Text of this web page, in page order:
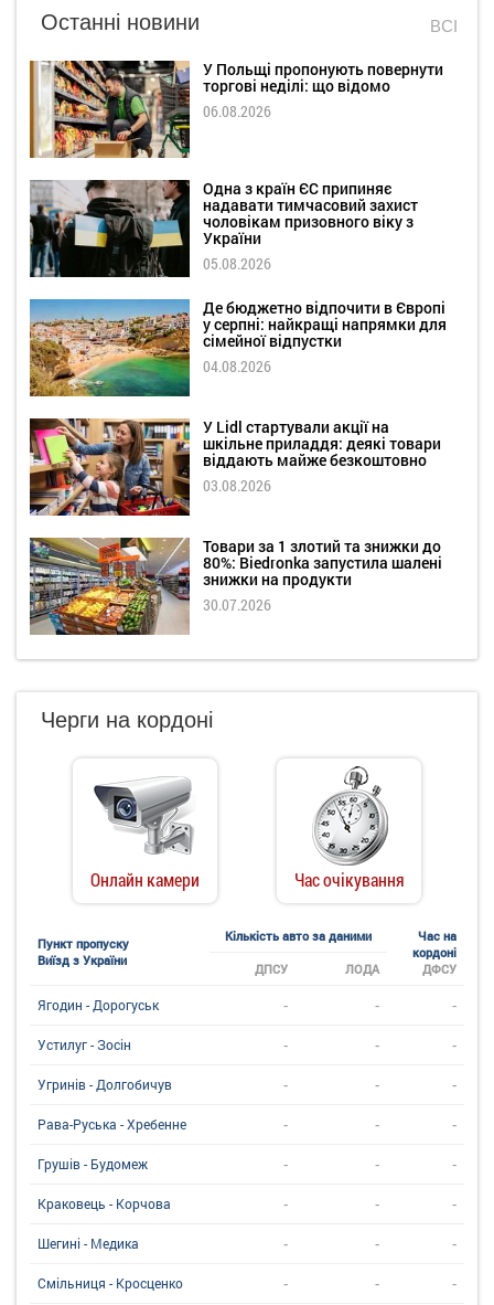
Останні новини ВСІ
У Польщі пропонують повернути
торгові неділі: що відомо
06.08.2026
Одна з країн ЄС припиняє
надавати тимчасовий захист
чоловікам призовного віку з
України
05.08.2026
Де бюджетно відпочити в Європі
у серпні: найкращі напрямки для
сімейної відпустки
04.08.2026
У Lidl стартували акції на
шкільне приладдя: деякі товари
віддають майже безкоштовно
03.08.2026
Товари за 1 злотий та знижки до
80%: Biedronka запустила шалені
знижки на продукти
30.07.2026
Черги на кордоні
Онлайн камери Час очікування
Пункт пропуску
Виїзд з України
Кількість авто за даними
Час на
кордоні
ДФСУ
ДПСУ ЛОДА
Ягодин - Дорогуськ - - -
Устилуг - Зосін - - -
Угринiв - Долгобичув - - -
Рава-Руська - Хребенне - - -
Грушів - Будомеж - - -
Краковець - Корчова - - -
Шегині - Медика - - -
Смільниця - Кросценко - - -